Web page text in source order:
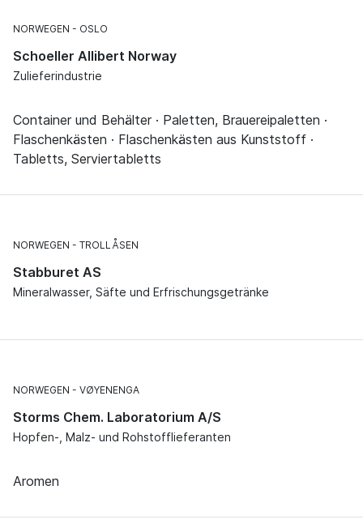
NORWEGEN OSLO
Schoeller Allibert Norway
Zulieferindustrie
Container und Behälter · Paletten, Brauereipaletten ·
Flaschenkästen · Flaschenkästen aus Kunststoff ·
Tabletts, Serviertabletts
NORWEGEN TROLLÅSEN
Stabburet AS
Mineralwasser, Säfte und Erfrischungsgetränke
NORWEGEN VØYENENGA
Storms Chem. Laboratorium A/S
Hopfen-, Malz- und Rohstofflieferanten
Aromen